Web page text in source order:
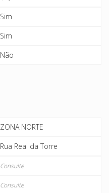
Sim
Sim
Não
ZONA NORTE
Rua Real da Torre
Consulte
Consulte